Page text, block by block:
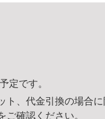
定です。
ト、代金引換の場合
ご確認ください。